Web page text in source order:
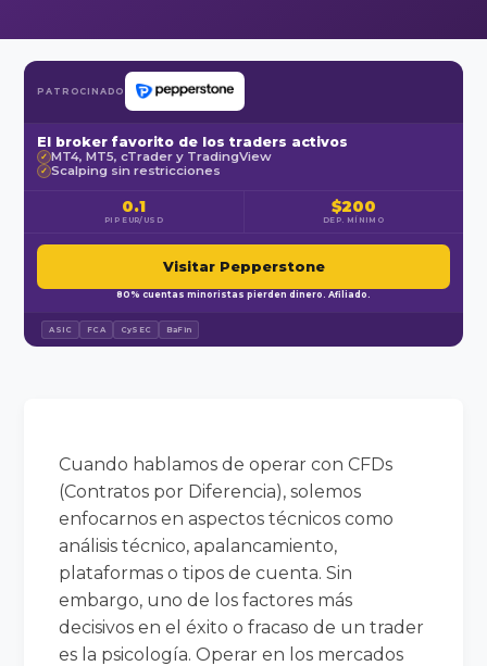
PATROCINADO
El broker favorito de los traders activos
✓ MT4, MT5, cTrader y TradingView
✓ Scalping sin restricciones
0.1
PIP EUR/USD
$200
DEP. MÍNIMO
Visitar Pepperstone
80% cuentas minoristas pierden dinero. Afiliado.
ASIC FCA CySEC BaFin
Cuando hablamos de operar con CFDs
(Contratos por Diferencia), solemos
enfocarnos en aspectos técnicos como
análisis técnico, apalancamiento,
plataformas o tipos de cuenta. Sin
embargo, uno de los factores más
decisivos en el éxito o fracaso de un trader
es la psicología. Operar en los mercados